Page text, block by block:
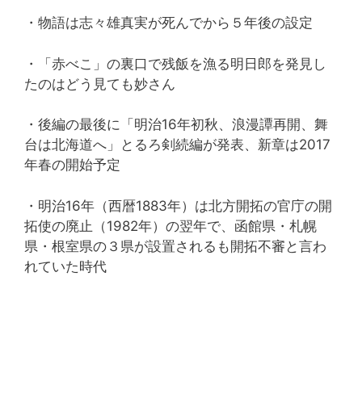
・物語は志々雄真実が死んでから５年後の設定
・「赤べこ」の裏口で残飯を漁る明日郎を発見し
たのはどう見ても妙さん
・後編の最後に「明治16年初秋、浪漫譚再開、舞
台は北海道へ」とるろ剣続編が発表、新章は2017
年春の開始予定
・明治16年（西暦1883年）は北方開拓の官庁の開
拓使の廃止（1982年）の翌年で、函館県・札幌
県・根室県の３県が設置されるも開拓不審と言わ
れていた時代